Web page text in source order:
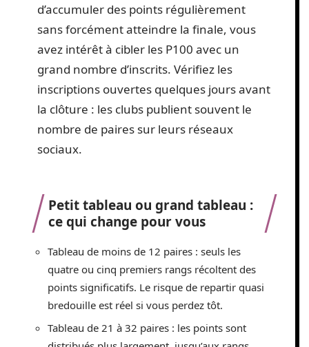
d’accumuler des points régulièrement
sans forcément atteindre la finale, vous
avez intérêt à cibler les P100 avec un
grand nombre d’inscrits. Vérifiez les
inscriptions ouvertes quelques jours avant
la clôture : les clubs publient souvent le
nombre de paires sur leurs réseaux
sociaux.
Petit tableau ou grand tableau :
ce qui change pour vous
Tableau de moins de 12 paires : seuls les
quatre ou cinq premiers rangs récoltent des
points significatifs. Le risque de repartir quasi
bredouille est réel si vous perdez tôt.
Tableau de 21 à 32 paires : les points sont